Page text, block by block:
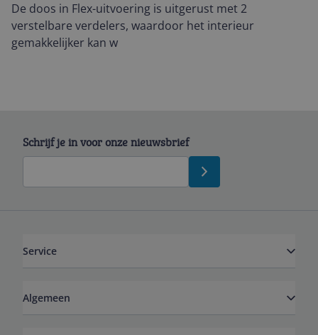
De doos in Flex-uitvoering is uitgerust met 2
verstelbare verdelers, waardoor het interieur
gemakkelijker kan w
Schrijf je in voor onze nieuwsbrief
Service
Algemeen